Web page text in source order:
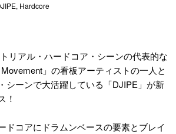
, Hardcore
リアル・ハードコア・シーンの代表的な
」の看板アーティストの一人と
シーンで大活躍している「DJIPE」が新
！
ドコアにドラムンベースの要素とブレイ